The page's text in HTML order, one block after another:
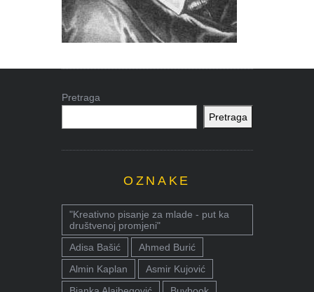
Pretraga
Pretraga
OZNAKE
"Kreativno pisanje za mlade - put ka
društvenoj promjeni"
Adisa Bašić
Ahmed Burić
Almin Kaplan
Asmir Kujović